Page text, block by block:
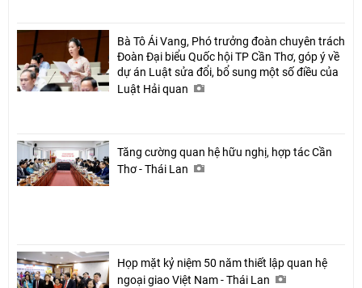
Bà Tô Ái Vang, Phó trưởng đoàn chuyên trách
Đoàn Đại biểu Quốc hội TP Cần Thơ, góp ý về
dự án Luật sửa đổi, bổ sung một số điều của
Luật Hải quan
Tăng cường quan hệ hữu nghị, hợp tác Cần
Thơ - Thái Lan
Họp mặt kỷ niệm 50 năm thiết lập quan hệ
ngoại giao Việt Nam - Thái Lan